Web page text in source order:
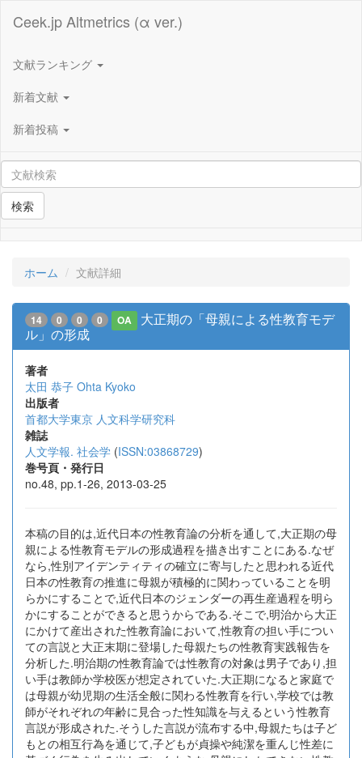
Ceek.jp Altmetrics (α ver.)
文献ランキング
新着文献
新着投稿
検索
ホーム 文献詳細
14 0 0 0 OA
大正期の「母親による性教育モデ
ル」の形成
著者
太田 恭子 Ohta Kyoko
出版者
首都大学東京 人文科学研究科
雑誌
人文学報. 社会学 (ISSN:03868729)
巻号頁・発行日
no.48, pp.1-26, 2013-03-25
本稿の目的は,近代日本の性教育論の分析を通して,大正期の母
親による性教育モデルの形成過程を描き出すことにある.なぜ
なら,性別アイデンティティの確立に寄与したと思われる近代
日本の性教育の推進に母親が積極的に関わっていることを明
らかにすることで,近代日本のジェンダーの再生産過程を明ら
かにすることができると思うからである.そこで,明治から大正
にかけて産出された性教育論において,性教育の担い手につい
ての言説と大正末期に登場した母親たちの性教育実践報告を
分析した.明治期の性教育論では性教育の対象は男子であり,担
い手は教師か学校医が想定されていた.大正期になると家庭で
は母親が幼児期の生活全般に関わる性教育を行い,学校では教
師がそれぞれの年齢に見合った性知識を与えるという性教育
言説が形成された.そうした言説が流布する中,母親たちは子ど
もとの相互行為を通じて,子どもが貞操や純潔を重んじ性差に